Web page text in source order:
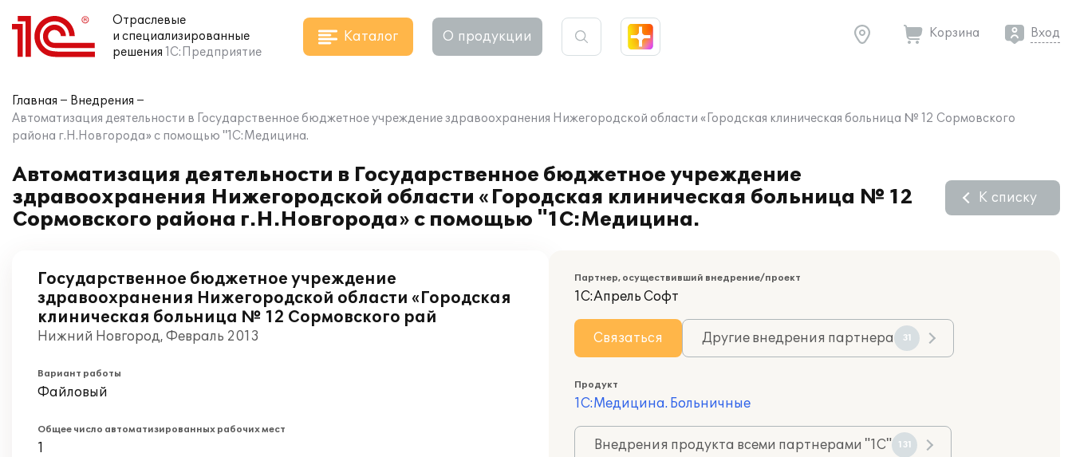
Отраслевые
и специализированные
решения 1С:Предприятие
Каталог О продукции Корзина Вход
Главная
Внедрения
Автоматизация деятельности в Государственное бюджетное учреждение здравоохранения Нижегородской области «Городская клиническая больница № 12 Сормовского
района г.Н.Новгорода» с помощью "1С:Медицина.
Автоматизация деятельности в Государственное бюджетное учреждение
здравоохранения Нижегородской области «Городская клиническая больница № 12
Сормовского района г.Н.Новгорода» с помощью "1С:Медицина.
К списку
Государственное бюджетное учреждение
здравоохранения Нижегородской области «Городская
клиническая больница № 12 Сормовского рай
Нижний Новгород, Февраль 2013
Вариант работы
Файловый
Общее число автоматизированных рабочих мест
1
Партнер, осуществивший внедрение/проект
1С:Апрель Софт
Связаться Другие внедрения партнера 31
Продукт
1С:Медицина. Больничные
Внедрения продукта всеми партнерами "1С" 131